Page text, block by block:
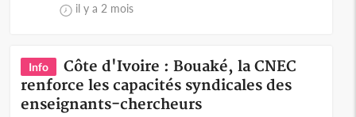
il y a 2 mois
Info
Côte d'Ivoire : Bouaké, la CNEC
renforce les capacités syndicales des
enseignants-chercheurs